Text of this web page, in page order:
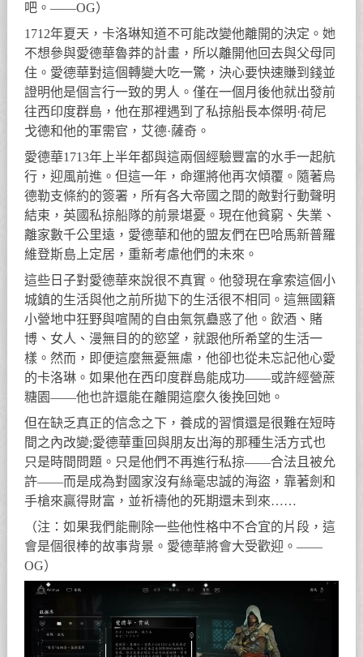
吧。——OG）
1712年夏天，卡洛琳知道不可能改變他離開的決定。她
不想參與愛德華魯莽的計畫，所以離開他回去與父母同
住。愛德華對這個轉變大吃一驚，決心要快速賺到錢並
證明他是個言行一致的男人。僅在一個月後他就出發前
往西印度群島，他在那裡遇到了私掠船長本傑明·荷尼
戈德和他的軍需官，艾德·薩奇。
愛德華1713年上半年都與這兩個經驗豐富的水手一起航
行，迎風前進。但這一年，命運將他再次傾覆。隨著烏
德勒支條約的簽署，所有各大帝國之間的敵對行動聲明
結束，英國私掠船隊的前景堪憂。現在他貧窮、失業、
離家數千公里遠，愛德華和他的盟友們在巴哈馬新普羅
維登斯島上定居，重新考慮他們的未來。
這些日子對愛德華來說很不真實。他發現在拿索這個小
城鎮的生活與他之前所拋下的生活很不相同。這無國籍
小營地中狂野與喧鬧的自由氣氛蠱惑了他。飲酒、賭
博、女人、漫無目的的慾望，就跟他所希望的生活一
樣。然而，即便這麼無憂無慮，他卻也從未忘記他心愛
的卡洛琳。如果他在西印度群島能成功——或許經營蔗
糖園——他也許還能在離開這麼久後挽回她。
但在缺乏真正的信念之下，養成的習慣還是很難在短時
間之內改變;愛德華重回與朋友出海的那種生活方式也
只是時間問題。只是他們不再進行私掠——合法且被允
許——而是成為對國家沒有絲毫忠誠的海盜，靠著劍和
手槍來贏得財富，並祈禱他的死期還未到來……
（注：如果我們能刪除一些他性格中不合宜的片段，這
會是個很棒的故事背景。愛德華將會大受歡迎。——
OG）